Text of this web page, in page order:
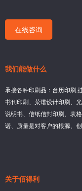
在线咨询
我们能做什么
承接各种印刷品：台历印刷,
书刊印刷、菜谱设计印刷、
说明书、信纸信封印刷、表
诺、质量是对客户的根源、
关于佰得利